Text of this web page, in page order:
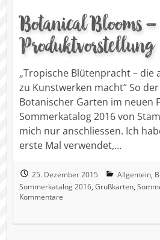
Botanical Blooms –
Produktvorstellung
„Tropische Blütenpracht – die
zu Kunstwerken macht“ So
Botanischer Garten im neuen
Sommerkatalog 2016 von
mich nur anschliessen. Ich
erste Mal verwendet,…
25. Dezember 2015 Allgemein,
Sommerkatalog 2016, Grußkarten,
Kommentare